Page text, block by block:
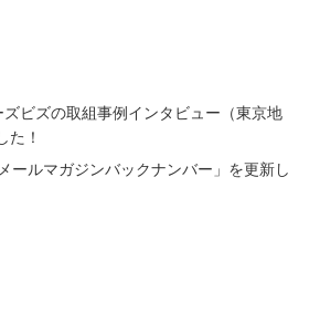
ビズの取組事例インタビュー（東京地
た！
ールマガジンバックナンバー」を更新し